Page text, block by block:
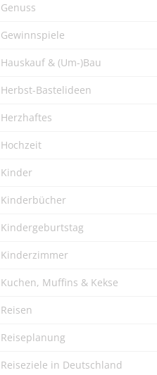
Genuss
Gewinnspiele
Hauskauf & (Um-)Bau
Herbst-Bastelideen
Herzhaftes
Hochzeit
Kinder
Kinderbücher
Kindergeburtstag
Kinderzimmer
Kuchen, Muffins & Kekse
Reisen
Reiseplanung
Reiseziele in Deutschland